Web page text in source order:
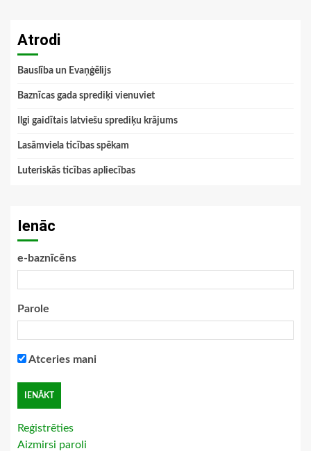
Atrodi
Bauslība un Evaņģēlijs
Baznīcas gada sprediķi vienuviet
Ilgi gaidītais latviešu sprediķu krājums
Lasāmviela ticības spēkam
Luteriskās ticības apliecības
Ienāc
e-baznīcēns
Parole
Atceries mani
Reģistrēties
Aizmirsi paroli